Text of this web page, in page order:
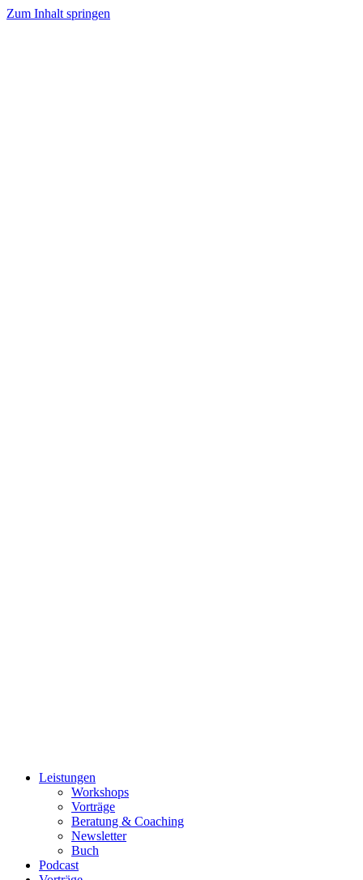
Zum Inhalt springen
Leistungen
Workshops
Vorträge
Beratung & Coaching
Newsletter
Buch
Podcast